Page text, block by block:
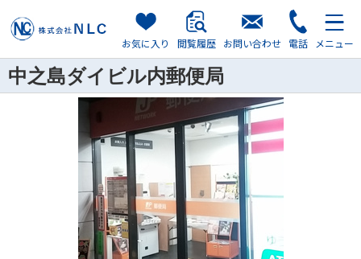
お気に入り 閲覧履歴 お問い合わせ 電話 メニュー
中之島ダイビル内郵便局